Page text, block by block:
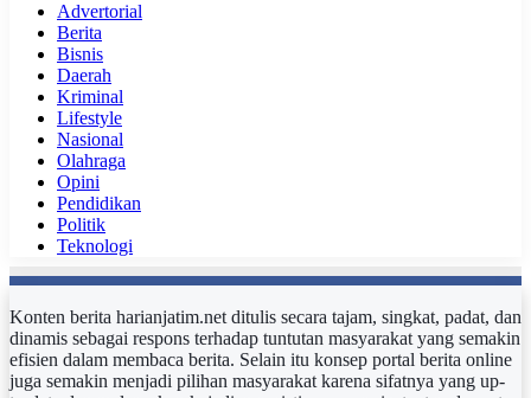
Advertorial
Berita
Bisnis
Daerah
Kriminal
Lifestyle
Nasional
Olahraga
Opini
Pendidikan
Politik
Teknologi
Konten berita harianjatim.net ditulis secara tajam, singkat, padat, dan
dinamis sebagai respons terhadap tuntutan masyarakat yang semakin
efisien dalam membaca berita. Selain itu konsep portal berita online
juga semakin menjadi pilihan masyarakat karena sifatnya yang up-